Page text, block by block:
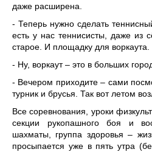
даже расширена.
- Теперь нужно сделать
есть у нас теннисисты, даже из
старое. И площадку для воркаута.
- Ну, воркаут – это в больших
- Вечером приходите – сами
турник и брусья. Так вот летом
Все соревнования, уроки
секции рукопашного боя и
шахматы, группа здоровья –
просыпается уже в пять утра